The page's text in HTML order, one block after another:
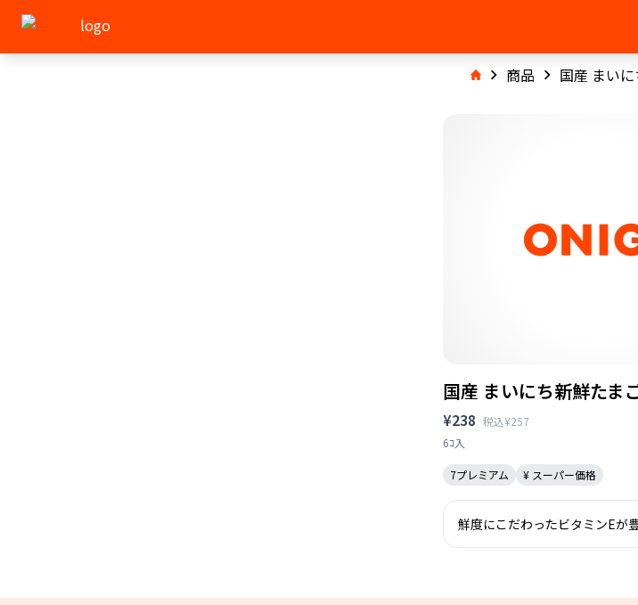
商品 国産 まい
国産 まいにち新鮮たま
¥238 税込¥257
6ｺ入
7プレミアム ¥ スーパー価格
鮮度にこだわったビタミンEが